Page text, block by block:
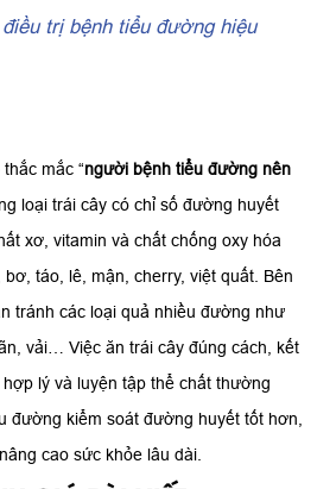
điều trị bệnh tiểu đường hiệu
mắc “người bệnh tiểu đường nên
loại trái cây có chỉ số đường huyết
xơ, vitamin và chất chống oxy hóa
táo, lê, mận, cherry, việt quất. Bên
tránh các loại quả nhiều đường như
vải… Việc ăn trái cây đúng cách, kết
lý và luyện tập thể chất thường
đường kiểm soát đường huyết tốt hơn,
cao sức khỏe lâu dài.